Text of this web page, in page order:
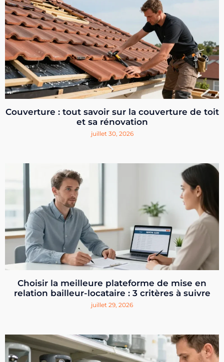
Couverture : tout savoir sur la couverture de toit
et sa rénovation
juillet 30, 2026
Choisir la meilleure plateforme de mise en
relation bailleur-locataire : 3 critères à suivre
juillet 29, 2026